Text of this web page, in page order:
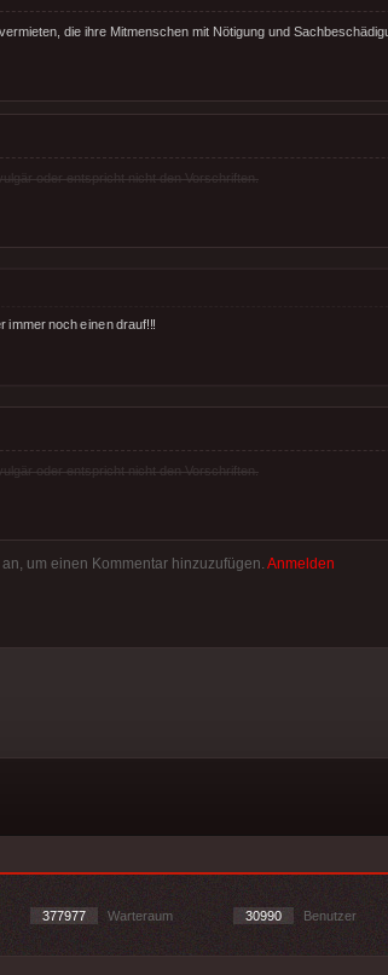
die ihre Mitmenschen mit Nötigung und
oder entspricht nicht den Vorschriften.
immer noch einen drauf!!!
oder entspricht nicht den Vorschriften.
um einen Kommentar hinzuzufügen. Anmelden
377977 Warteraum 30990 Benutzer